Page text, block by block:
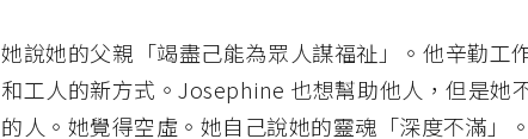
她說她的父親「竭盡己能為眾人謀福祉」。他辛勤工
和工人的新方式。Josephine 也想幫助他人，但是她
的人。她覺得空虛。她自己說她的靈魂「深度不滿」。